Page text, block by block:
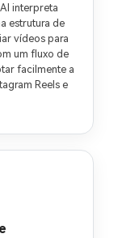
interpreta
estrutura de
vídeos para
um fluxo de
facilmente a
Reels e